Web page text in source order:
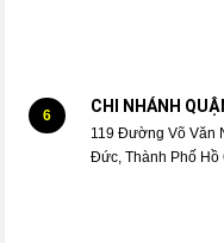
6 CHI NHÁNH
119 Đường Võ Văn
Đức, Thành Phố Hồ